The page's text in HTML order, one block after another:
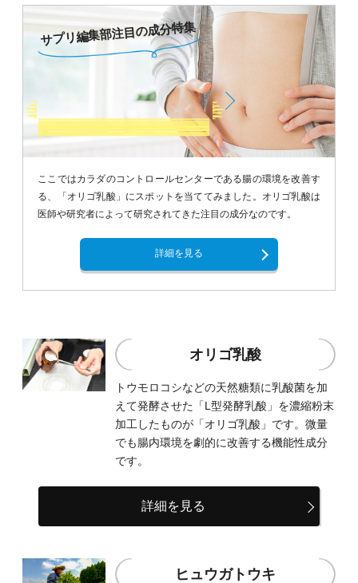
サプリ編集部注目の成分特集
ここではカラダのコントロールセンターである腸の環境を改善す
る、「オリゴ乳酸」にスポットを当ててみました。オリゴ乳酸は
医師や研究者によって研究されてきた注目の成分なのです。
詳細を見る
オリゴ乳酸
トウモロコシなどの天然糖類に乳酸菌を加
えて発酵させた「L型発酵乳酸」を濃縮粉末
加工したものが「オリゴ乳酸」です。微量
でも腸内環境を劇的に改善する機能性成分
です。
詳細を見る
ヒュウガトウキ